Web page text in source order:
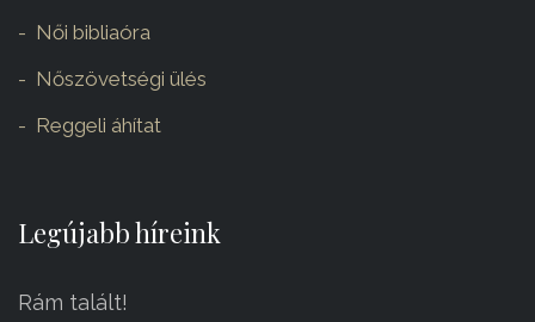
Női bibliaóra
Nőszövetségi ülés
Reggeli áhítat
Legújabb híreink
Rám talált!